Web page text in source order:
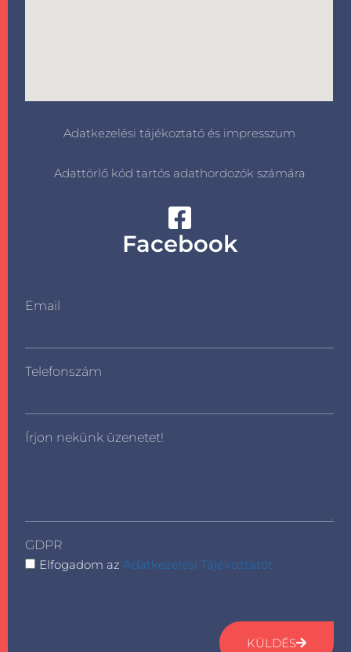
Adatkezelési tájékoztató és impresszum
Adattörlő kód tartós adathordozók számára
Facebook
Email
Telefonszám
Írjon nekünk üzenetet!
GDPR
Elfogadom azAdatkezelési Tájékoztatót.
KÜLDÉS